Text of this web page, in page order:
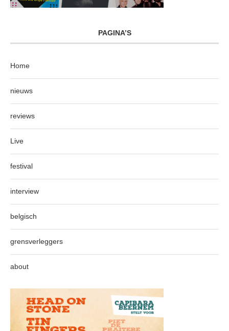
PAGINA’S
Home
nieuws
reviews
Live
festival
interview
belgisch
grensverleggers
about